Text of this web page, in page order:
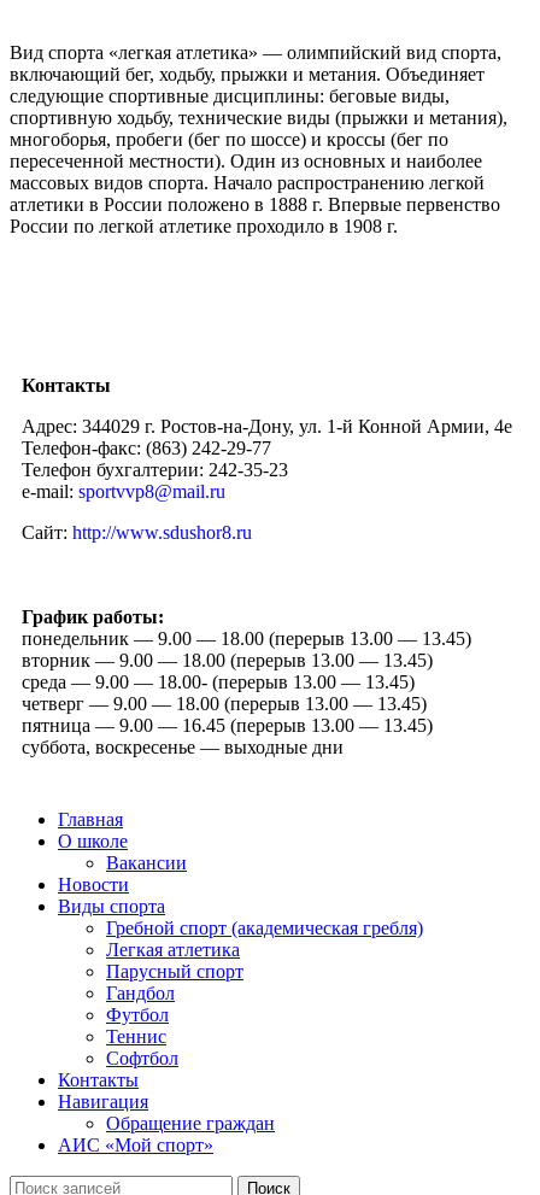
Вид спорта «легкая атлетика» — олимпийский вид спорта,
включающий бег, ходьбу, прыжки и метания. Объединяет
следующие спортивные дисциплины: беговые виды,
спортивную ходьбу, технические виды (прыжки и метания),
многоборья, пробеги (бег по шоссе) и кроссы (бег по
пересеченной местности). Один из основных и наиболее
массовых видов спорта. Начало распространению легкой
атлетики в России положено в 1888 г. Впервые первенство
России по легкой атлетике проходило в 1908 г.
Контакты
Адрес: 344029 г. Ростов-на-Дону, ул. 1-й Конной Армии, 4е
Телефон-факс: (863) 242-29-77
Телефон бухгалтерии: 242-35-23
e-mail: sportvvp8@mail.ru
Сайт: http://www.sdushor8.ru
График работы:
понедельник — 9.00 — 18.00 (перерыв 13.00 — 13.45)
вторник — 9.00 — 18.00 (перерыв 13.00 — 13.45)
среда — 9.00 — 18.00- (перерыв 13.00 — 13.45)
четверг — 9.00 — 18.00 (перерыв 13.00 — 13.45)
пятница — 9.00 — 16.45 (перерыв 13.00 — 13.45)
суббота, воскресенье — выходные дни
Главная
О школе
Вакансии
Новости
Виды спорта
Гребной спорт (академическая гребля)
Легкая атлетика
Парусный спорт
Гандбол
Футбол
Теннис
Софтбол
Контакты
Навигация
Обращение граждан
АИС «Мой спорт»
Поиск